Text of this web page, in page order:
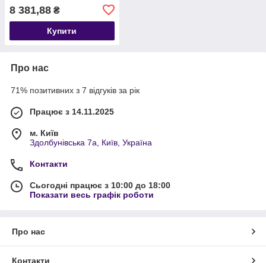
8 381,88 ₴
Купити
Про нас
71% позитивних з 7 відгуків за рік
Працює з 14.11.2025
м. Київ
Здолбунівська 7а, Київ, Україна
Контакти
Сьогодні працює з 10:00 до 18:00
Показати весь графік роботи
Про нас
Контакти